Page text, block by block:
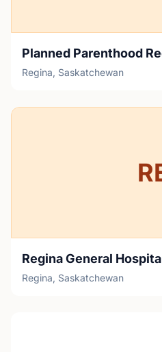
Planned Parenthood
Regina, Saskatchewan
Regina General
Regina, Saskatchewan